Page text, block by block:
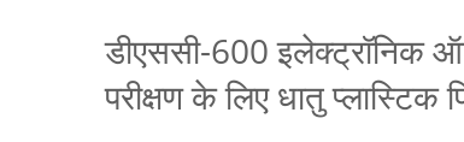
डीएससी-600 इलेक्ट्रॉनिक
परीक्षण के लिए धातु प्लास्टिक